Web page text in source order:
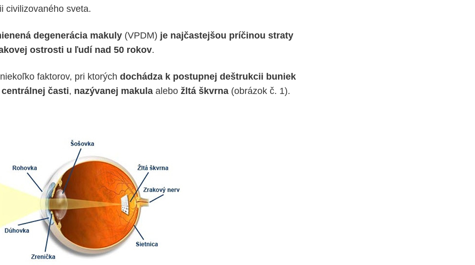
civilizovaného sveta.
degenerácia makuly (VPDM) je najčastejšou príčinou straty
ostrosti u ľudí nad 50 rokov.
faktorov, pri ktorých dochádza k postupnej deštrukcii buniek
časti, nazývanej makula alebo žltá škvrna (obrázok č. 1).